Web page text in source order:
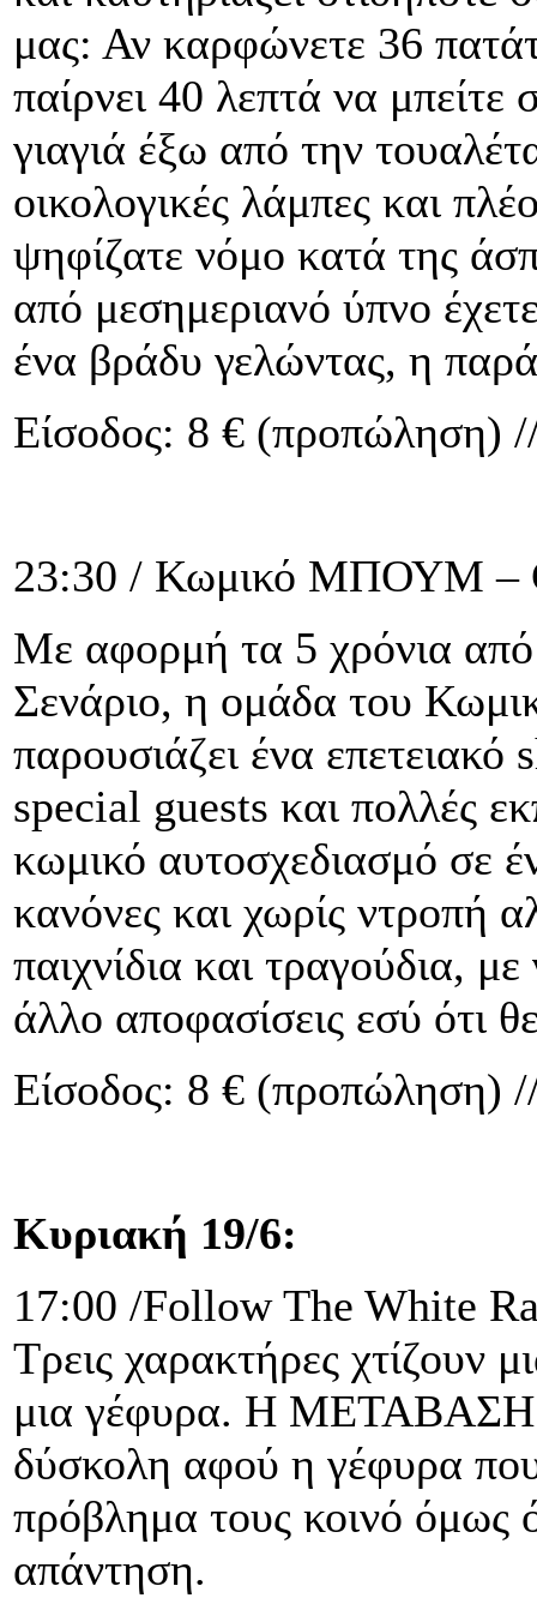
μας: Αν καρφώνετε 36
παίρνει 40 λεπτά να
γιαγιά έξω από την
οικολογικές λάμπες και
ψηφίζατε νόμο κατά της
από μεσημεριανό ύπνο
ένα βράδυ γελώντας, η
Είσοδος: 8 € (προπώληση)
23:30 / Κωμικό ΜΠΟΥΜ –
Με αφορμή τα 5 χρόνια
Σενάριο, η ομάδα του
παρουσιάζει ένα επετειακό
special guests και πολλές
κωμικό αυτοσχεδιασμό σε
κανόνες και χωρίς ντροπή
παιχνίδια και τραγούδια,
άλλο αποφασίσεις εσύ ότι
Είσοδος: 8 € (προπώληση)
Κυριακή 19/6:
17:00 /Follow The White
Τρεις χαρακτήρες χτίζουν
μια γέφυρα. Η ΜΕΤΑΒΑΣΗ
δύσκολη αφού η γέφυρα που
πρόβλημα τους κοινό όμως
απάντηση.